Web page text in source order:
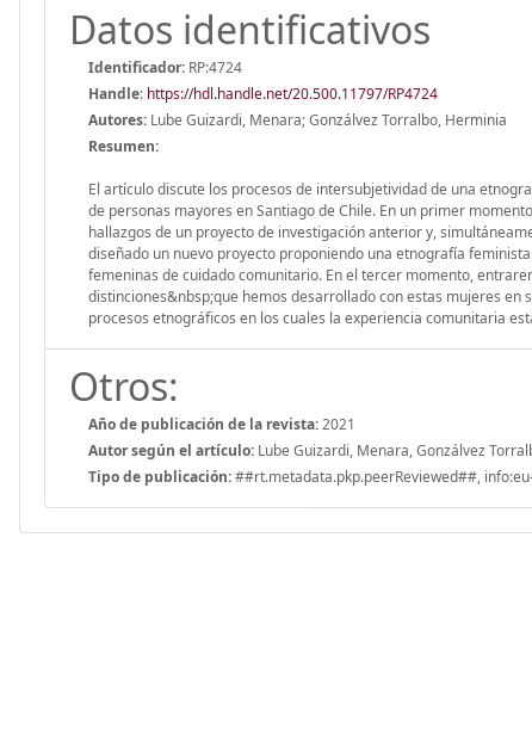
Datos identificativos
Identificador: RP:4724
Handle: https://hdl.handle.net/20.500.11797/RP4724
Autores: Lube Guizardi, Menara; Gonzálvez Torralbo, Herminia
Resumen:
El artículo discute los procesos de intersubjetividad de una
de personas mayores en Santiago de Chile. En un primer
hallazgos de un proyecto de investigación anterior y,
diseñado un nuevo proyecto proponiendo una etnografía
femeninas de cuidado comunitario. En el tercer momento,
distinciones&nbsp;que hemos desarrollado con estas mujeres
procesos etnográficos en los cuales la experiencia comunitaria
Otros:
Año de publicación de la revista:2021
Autor según el artículo: Lube Guizardi, Menara, Gonzálvez
Tipo de publicación:##rt.metadata.pkp.peerReviewed##,